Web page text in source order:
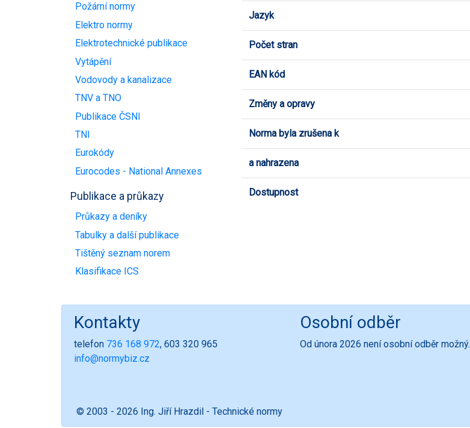
Požární normy
Elektro normy
Elektrotechnické publikace
Vytápění
Vodovody a kanalizace
TNV a TNO
Publikace ČSNI
TNI
Eurokódy
Eurocodes - National Annexes
Publikace a průkazy
Průkazy a deníky
Tabulky a další publikace
Tištěný seznam norem
Klasifikace ICS
Jazyk
Počet stran
EAN kód
Změny a opravy
Norma byla zrušena k
a nahrazena
Dostupnost
Kontakty
telefon 736 168 972, 603 320 965
info@normybiz.cz
Osobní odběr
Od února 2026 není osobní odběr možný.
© 2003 - 2026 Ing. Jiří Hrazdil - Technické normy